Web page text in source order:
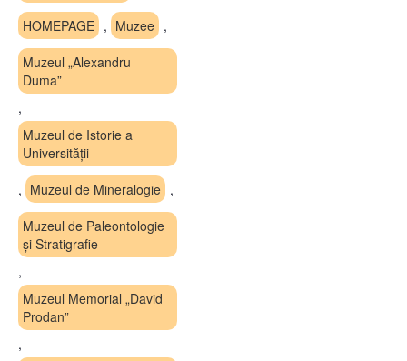
HOMEPAGE , Muzee ,
Muzeul „Alexandru
Duma”
,
Muzeul de Istorie a
Universității
, Muzeul de Mineralogie ,
Muzeul de Paleontologie
și Stratigrafie
,
Muzeul Memorial „David
Prodan”
,